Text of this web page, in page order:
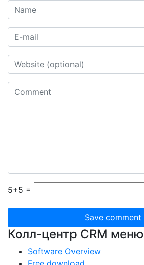
5+5 =
Колл-центр CRM меню
Software Overview